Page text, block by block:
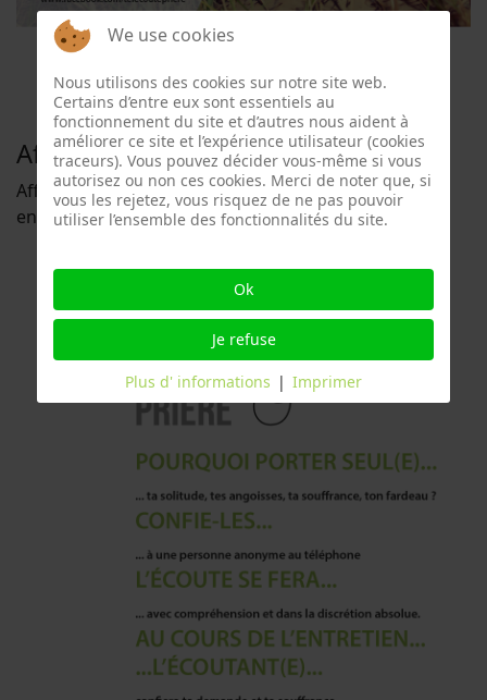
Affiche texte
Affiche texte dans 3 formats différents à télécharger
en bas de page, ci-dessous.
We use cookies
Nous utilisons des cookies sur notre site web.
Certains d’entre eux sont essentiels au
fonctionnement du site et d’autres nous aident à
améliorer ce site et l’expérience utilisateur (cookies
traceurs). Vous pouvez décider vous-même si vous
autorisez ou non ces cookies. Merci de noter que, si
vous les rejetez, vous risquez de ne pas pouvoir
utiliser l’ensemble des fonctionnalités du site.
Ok
Je refuse
Plus d' informations | Imprimer